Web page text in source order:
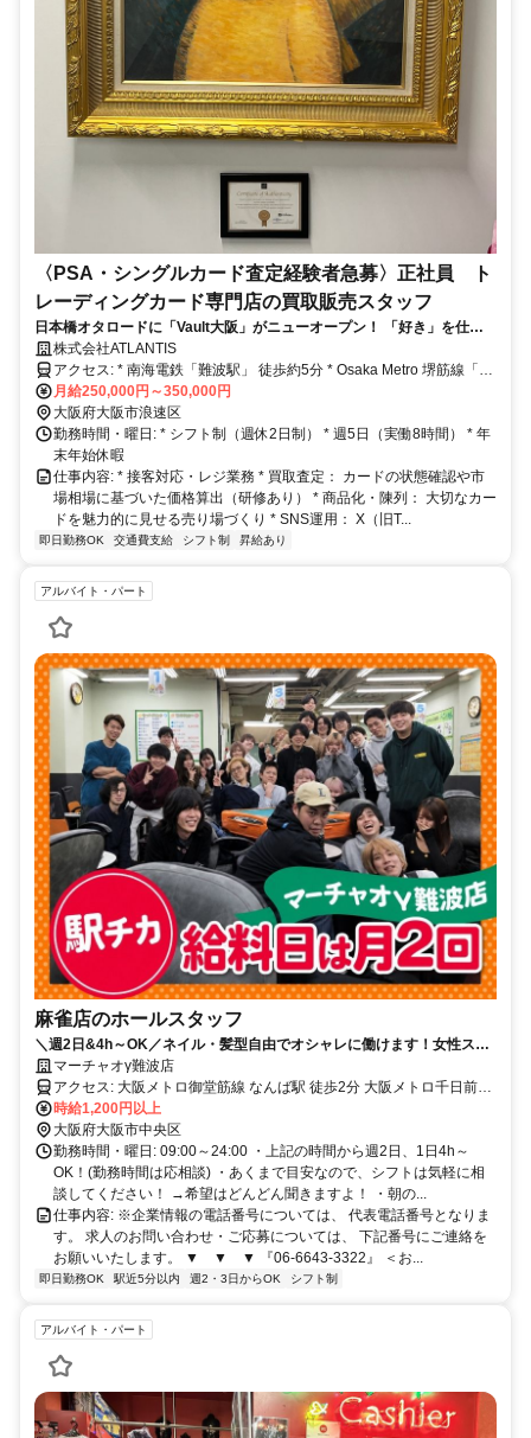
〈PSA・シングルカード査定経験者急募〉正社員 ト
レーディングカード専門店の買取販売スタッフ
日本橋オタロードに「Vault大阪」がニューオープン！ 「好き」を仕事
に、自分らしいスタイルで。オープンからありがたいことに業績好調の
ため追加募集！
株式会社ATLANTIS
アクセス: * 南海電鉄「難波駅」 徒歩約5分 * Osaka Metro 堺筋線「恵
美須町駅」 徒歩約5分 * Osaka Metro 御堂筋線「なんば駅」 徒歩約10
分 * 近鉄難波線「大阪難波駅」 徒歩約12分
月給250,000円～350,000円
大阪府大阪市浪速区
勤務時間・曜日: * シフト制（週休2日制） * 週5日（実働8時間） * 年
末年始休暇
仕事内容: * 接客対応・レジ業務 * 買取査定： カードの状態確認や市
場相場に基づいた価格算出（研修あり） * 商品化・陳列： 大切なカー
ドを魅力的に見せる売り場づくり * SNS運用： X（旧T...
即日勤務OK 交通費支給 シフト制 昇給あり
アルバイト・パート
麻雀店のホールスタッフ
＼週2日&4h～OK／ネイル・髪型自由でオシャレに働けます！女性スタ
ッフ多数活躍中！
マーチャオγ難波店
アクセス: 大阪メトロ御堂筋線 なんば駅 徒歩2分 大阪メトロ千日前線
なんば駅 徒歩2分 南海本線 難波駅 徒歩5分
時給1,200円以上
大阪府大阪市中央区
勤務時間・曜日: 09:00～24:00 ・上記の時間から週2日、1日4h～
OK！(勤務時間は応相談) ・あくまで目安なので、シフトは気軽に相
談してください！ →希望はどんどん聞きますよ！ ・朝の...
仕事内容: ※企業情報の電話番号については、 代表電話番号となりま
す。 求人のお問い合わせ・ご応募については、 下記番号にご連絡を
お願いいたします。 ▼ ▼ ▼ 『06-6643-3322』 ＜お...
即日勤務OK 駅近5分以内 週2・3日からOK シフト制
アルバイト・パート